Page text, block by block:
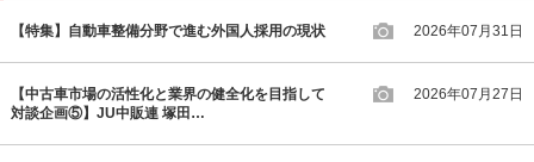
【特集】自動車整備分野で進む外国人採用の現状 2026年07月31日
【中古車市場の活性化と業界の健全化を目指して
対談企画⑤】JU中販連 塚田…
2026年07月27日